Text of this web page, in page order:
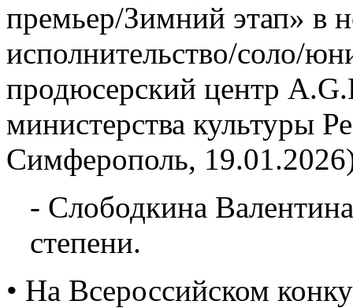
премьер/Зимний этап» в
исполнительство/соло/
продюсерский центр
министерства культуры
Симферополь,
- Слободкина
степени.
• На Всероссийском